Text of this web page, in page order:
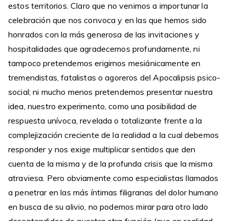
estos territorios. Claro que no venimos a importunar la
celebración que nos convoca y en las que hemos sido
honrados con la más generosa de las invitaciones y
hospitalidades que agradecemos profundamente, ni
tampoco pretendemos erigirnos mesiánicamente en
tremendistas, fatalistas o agoreros del Apocalipsis psico-
social; ni mucho menos pretendemos presentar nuestra
idea, nuestro experimento, como una posibilidad de
respuesta unívoca, revelada o totalizante frente a la
complejización creciente de la realidad a la cual debemos
responder y nos exige multiplicar sentidos que den
cuenta de la misma y de la profunda crisis que la misma
atraviesa. Pero obviamente como especialistas llamados
a penetrar en las más íntimas filigranas del dolor humano
en busca de su alivio, no podemos mirar para otro lado